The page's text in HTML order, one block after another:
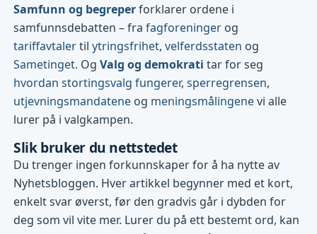
Samfunn og begreperforklarer ordene i
samfunnsdebatten – frafagforeninger og
tariffavtalertilytringsfrihet,velferdsstaten og
Sametinget. OgValg og demokrati tar for seg
hvordan stortingsvalg fungerer,sperregrensen,
utjevningsmandatene og meningsmålingenevi alle
lurer på i valgkampen.
Slik bruker du nettstedet
Du trenger ingen forkunnskaper for å ha nytte av
Nyhetsbloggen. Hver artikkel begynner med et kort,
enkelt svar øverst, før den gradvis går i dybden for
deg som vil vite mer. Lurer du på ett bestemt ord, kan